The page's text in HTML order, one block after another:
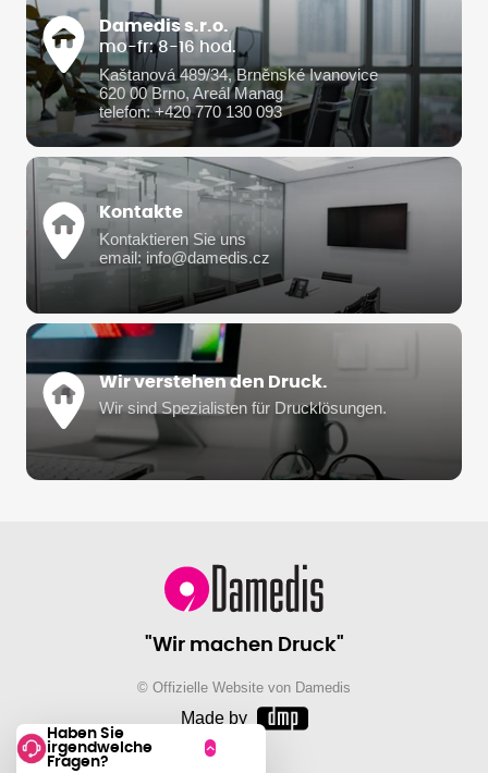
Haben Sie
irgendwelche
Fragen?
Damedis s.r.o.
mo-fr: 8-16 hod.
Kaštanová 489/34, Brněnské Ivanovice
620 00 Brno, Areál Manag
telefon: +420 770 130 093
Kontakte
Kontaktieren Sie uns
email: info@damedis.cz
Wir verstehen den Druck.
Wir sind Spezialisten für Drucklösungen.
"Wir machen Druck"
© Offizielle Website von Damedis
Made by